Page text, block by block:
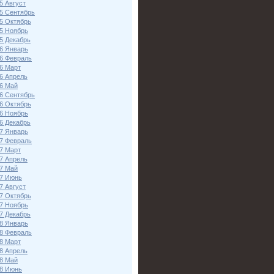
Август
Сентябрь
Октябрь
Ноябрь
Декабрь
Январь
Февраль
Март
Апрель
Май
Сентябрь
Октябрь
Ноябрь
Декабрь
Январь
Февраль
Март
Апрель
Май
Июнь
Август
Октябрь
Ноябрь
Декабрь
Январь
Февраль
Март
Апрель
Май
Июнь